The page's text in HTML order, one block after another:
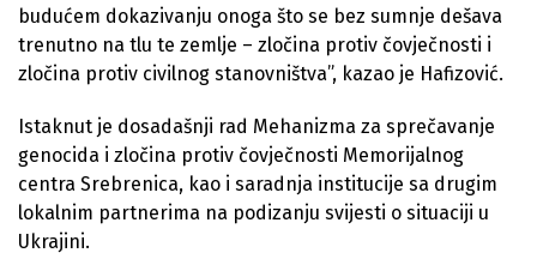
budućem dokazivanju onoga što se bez sumnje dešava
trenutno na tlu te zemlje – zločina protiv čovječnosti i
zločina protiv civilnog stanovništva”, kazao je Hafizović.
Istaknut je dosadašnji rad Mehanizma za sprečavanje
genocida i zločina protiv čovječnosti Memorijalnog
centra Srebrenica, kao i saradnja institucije sa drugim
lokalnim partnerima na podizanju svijesti o situaciji u
Ukrajini.